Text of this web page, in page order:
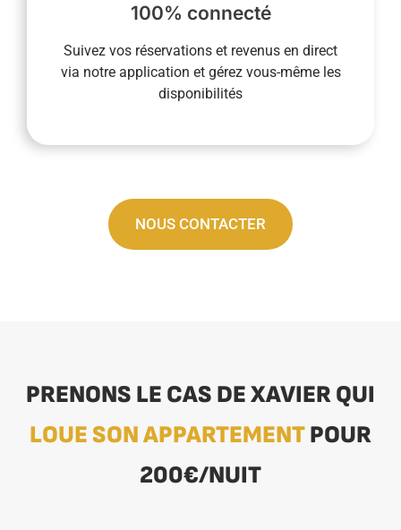
100% connecté
Suivez vos réservations et revenus en direct
via notre application et gérez vous-même les
disponibilités
Notre service de conciergerie 100% connecté
vous permet de suivre la vie de votre
logement partout et tout le temps. Votre
présence sur place n’est pas requise et notre
NOUS CONTACTER
PRENONS LE CAS DE XAVIER QUI
LOUE SON APPARTEMENTPOUR
200€/NUIT